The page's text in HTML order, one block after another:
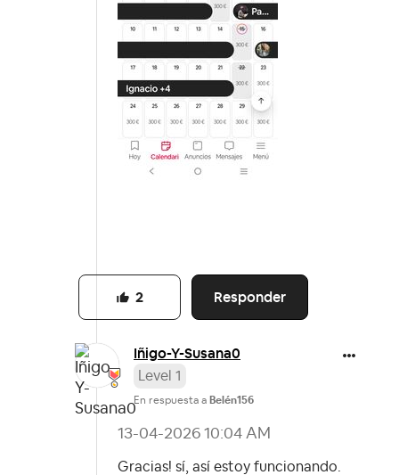
Responder
2
Iñigo-Y-Susana0
Level 1
En respuesta a Belén156
‎13-04-2026 10:04 AM
Gracias! sí, así estoy funcionando.